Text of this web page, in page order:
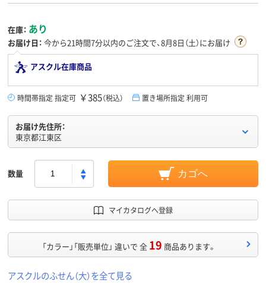
在庫： あり
お届け日： 今から21時間7分以内のご注文で、8月8日（土）にお届け
アスクル在庫商品
時間帯指定 指定可 ￥385（税込） 置き場所指定 利用可
お届け先住所：
東京都江東区
数量 カゴへ
マイカタログへ登録
「カラー」「販売単位」 違いで 全 19 商品あります。
アスクルのふせん（大）を全て見る